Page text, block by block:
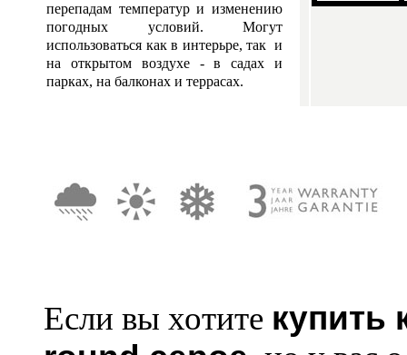
перепадам температур и изменению
погодных условий. Могут
использоваться как в интерьре, так и
на открытом воздухе - в садах и
парках, на балконах и террасах.
Если вы хотите купить